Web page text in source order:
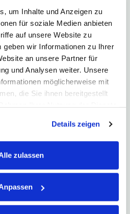
um Inhalte und Anzeigen zu
für soziale Medien anbieten
auf unsere Website zu
geben wir Informationen zu Ihrer
an unsere Partner für
und Analysen weiter. Unsere
möglicherweise mit
die Sie ihnen bereitgestellt
Impressum.
Details zeigen
zulassen
Bank, über die Sie als
abwickeln…
Zeitraum bei einer Bank
auf die altgriechischen und lateinischen